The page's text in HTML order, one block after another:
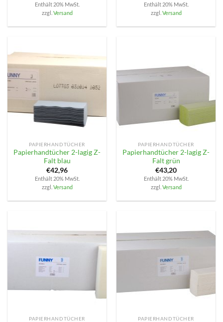
Enthält 20% MwSt.
zzgl. Versand
Enthält 20% MwSt.
zzgl. Versand
PAPIERHANDTÜCHER
Papierhandtücher 2-lagig Z-
Falt blau
€42,96
Enthält 20% MwSt.
zzgl. Versand
PAPIERHANDTÜCHER
Papierhandtücher 2-lagig Z-
Falt grün
€43,20
Enthält 20% MwSt.
zzgl. Versand
PAPIERHANDTÜCHER PAPIERHANDTÜCHER